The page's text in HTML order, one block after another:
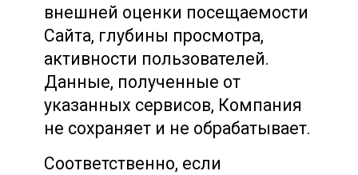
внешней оценки посещаемости
Сайта, глубины просмотра,
активности пользователей.
Данные, полученные от
указанных сервисов, Компания
не сохраняет и не обрабатывает.
Соответственно, если